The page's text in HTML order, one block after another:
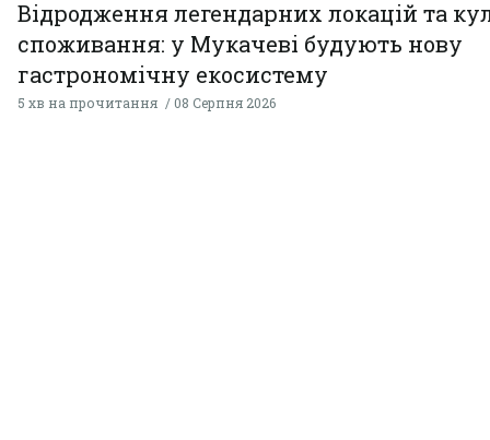
Відродження легендарних локацій та
споживання: у Мукачеві будують нову
гастрономічну екосистему
5 хв на прочитання 08 Серпня 2026